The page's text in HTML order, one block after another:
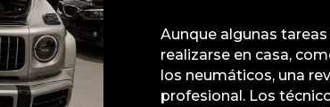
Aunque algunas
realizarse en casa,
los neumáticos, una
profesional. Los